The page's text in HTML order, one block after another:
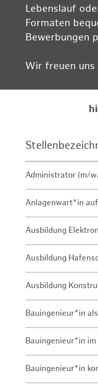
Lebenslauf
Formaten
Bewerbungen
Wir freuen uns
Administrator (m/
Anlagenwart*in
Ausbildung
Ausbildung
Ausbildung
Bauingenieur*in
Bauingenieur*in
Bauingenieur*in